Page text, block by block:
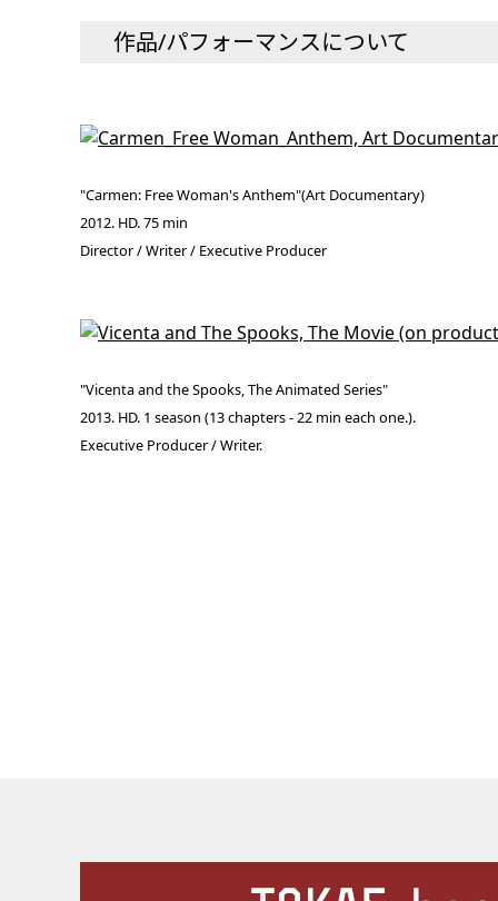
作品/パフォーマンスについて
"Carmen: Free Woman's Anthem"(Art Documentary)
2012. HD. 75 min
Director / Writer / Executive Producer
"Vicenta and the Spooks, The Animated Series"
2013. HD. 1 season (13 chapters - 22 min each one.).
Executive Producer / Writer.